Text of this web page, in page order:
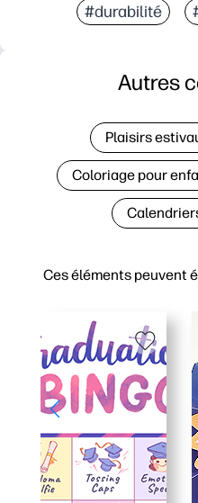
#durabilité
Ces éléments peuvent
Autres
Plaisirs
Coloriage pour